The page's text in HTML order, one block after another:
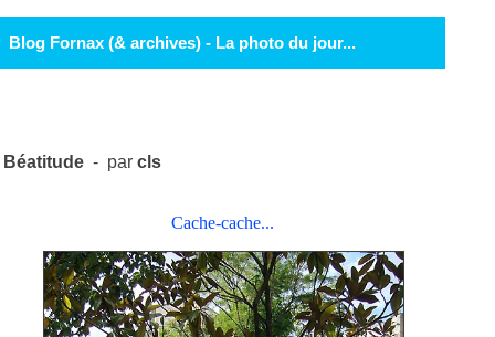
Blog Fornax (& archives) - La photo du jour...
Béatitude - parcls
Cache-cache...